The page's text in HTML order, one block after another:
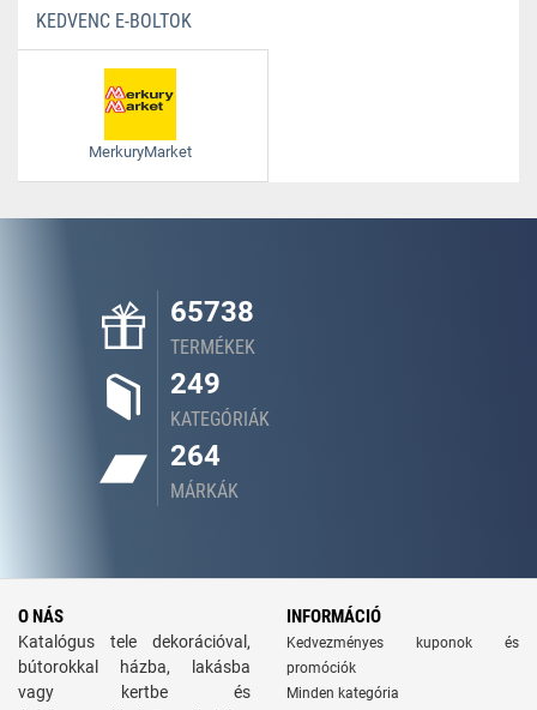
KEDVENC E-BOLTOK
MerkuryMarket
65738
TERMÉKEK
249
KATEGÓRIÁK
264
MÁRKÁK
O NÁS
Katalógus tele dekorációval,
bútorokkal házba, lakásba
vagy kertbe és
INFORMÁCIÓ
Kedvezményes kuponok és
promóciók
Minden kategória